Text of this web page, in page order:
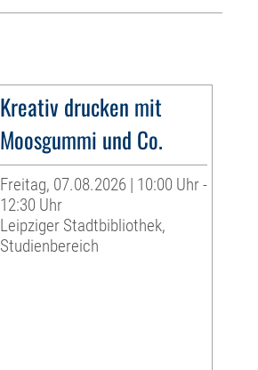
Kreativ drucken mit
Moosgummi und Co.
Freitag, 07.08.2026 | 10:00 Uhr -
12:30 Uhr
Leipziger Stadtbibliothek,
Studienbereich